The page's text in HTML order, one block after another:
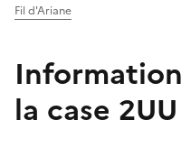
Fil d'Ariane
la case